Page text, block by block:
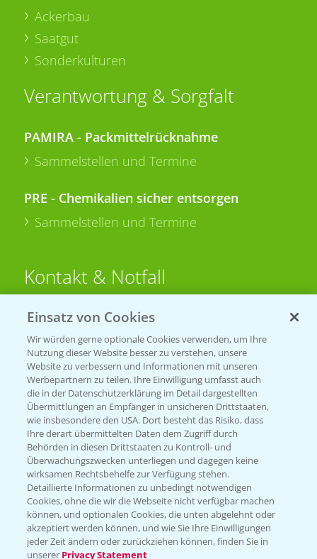
Ackerbau
Saatgut
Sonderkulturen
Verantwortung & Sorgfalt
PAMIRA - Packmittelrücknahme
Sammelstellen und Termine
PRE - Chemikalien sicher entsorgen
Sammelstellen und Termine
Kontakt & Notfall
Beratung auf WhatsApp
T.+49 (0)174 346 564 1
KONTAKT
Hilfe in Notfällen
T.+49 (0)214/30-20220
Folgen Sie uns
Einsatz von Cookies
Wir würden gerne optionale Cookies verwenden, um Ihre
Nutzung dieser Website besser zu verstehen, unsere
Website zu verbessern und Informationen mit unseren
Werbepartnern zu teilen. Ihre Einwilligung umfasst auch
die in der Datenschutzerklärung im Detail dargestellten
Übermittlungen an Empfänger in unsicheren Drittstaaten,
wie insbesondere den USA. Dort besteht das Risiko, dass
Ihre derart übermittelten Daten dem Zugriff durch
Behörden in diesen Drittstaaten zu Kontroll- und
Überwachungszwecken unterliegen und dagegen keine
wirksamen Rechtsbehelfe zur Verfügung stehen.
Detaillierte Informationen zu unbedingt notwendigen
Cookies, ohne die wir die Webseite nicht verfügbar machen
können, und optionalen Cookies, die unten abgelehnt oder
akzeptiert werden können, und wie Sie Ihre Einwilligungen
jeder Zeit ändern oder zurückziehen können, finden Sie in
unserer Privacy Statement